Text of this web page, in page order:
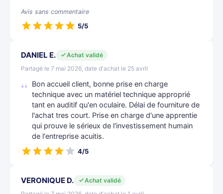
Avis sans commentaire
5/5
DANIEL E.
Achat validé
Partagé le 7 mai 2026, date d'achat le 25 avril
Bon accueil client, bonne prise en charge
technique avec un matériel technique approprié
tant en auditif qu'en oculaire. Délai de fourniture de
l'achat tres court. Prise en charge d'une apprentie
qui prouve le sérieux de l'investissement humain
de l'entreprise acuitis.
4/5
VERONIQUE D.
Achat validé